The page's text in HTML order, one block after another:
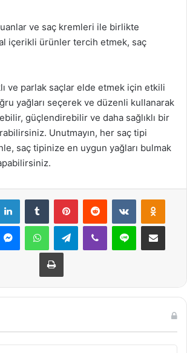
ve saç kremleri ile birlikte
içerikli ürünler tercih etmek, saç
ve parlak saçlar elde etmek için etkili
yağları seçerek ve düzenli kullanarak
güçlendirebilir ve daha sağlıklı bir
Unutmayın, her saç tipi
saç tipinize en uygun yağları bulmak
LinkedInTumblr PinterestReddit VKontakte
MessengerWhatsAppTelegramViber Line E-Posta ile
Yazdır